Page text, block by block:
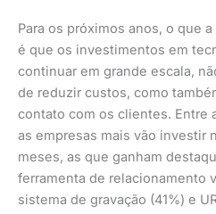
Para os próximos anos, o que
é que os investimentos em
continuar em grande escala,
de reduzir custos, como
contato com os clientes. Entre
as empresas mais vão investir
meses, as que ganham
ferramenta de relacionamento
sistema de gravação (41%) e